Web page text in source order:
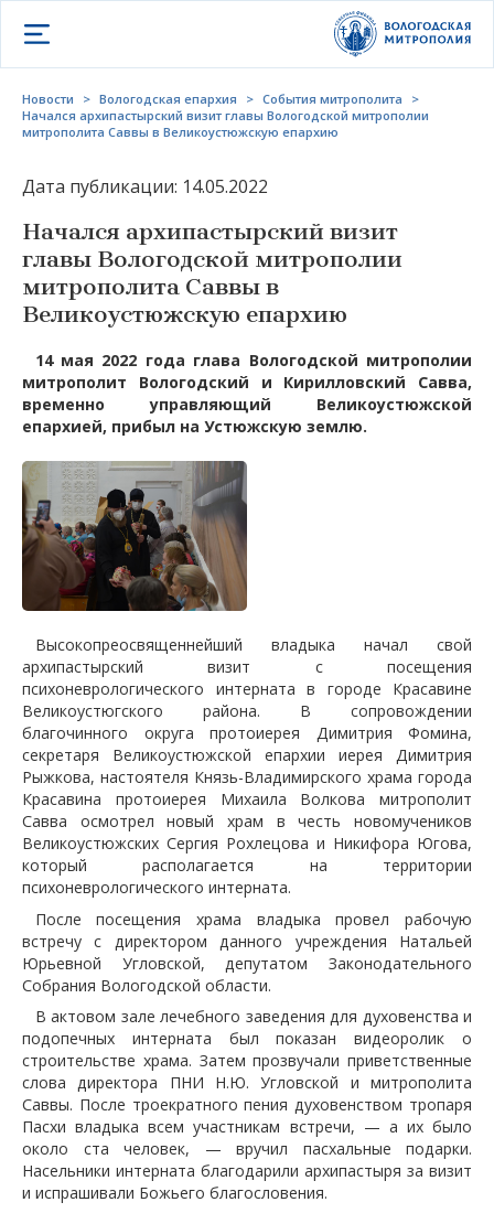
Открыть меню
Новости > Вологодская епархия > События митрополита
>
Начался архипастырский визит главы Вологодской митрополии
митрополита Саввы в Великоустюжскую епархию
Дата публикации: 14.05.2022
Начался архипастырский визит
главы Вологодской митрополии
митрополита Саввы в
Великоустюжскую епархию
14 мая 2022 года глава Вологодской митрополии
митрополит Вологодский и Кирилловский Савва,
временно управляющий Великоустюжской
епархией, прибыл на Устюжскую землю.
Высокопреосвященнейший владыка начал свой
архипастырский визит с посещения
психоневрологического интерната в городе Красавине
Великоустюгского района. В сопровождении
благочинного округа протоиерея Димитрия Фомина,
секретаря Великоустюжской епархии иерея Димитрия
Рыжкова, настоятеля Князь-Владимирского храма города
Красавина протоиерея Михаила Волкова митрополит
Савва осмотрел новый храм в честь новомучеников
Великоустюжских Сергия Рохлецова и Никифора Югова,
который располагается на территории
психоневрологического интерната.
После посещения храма владыка провел рабочую
встречу с директором данного учреждения Натальей
Юрьевной Угловской, депутатом Законодательного
Собрания Вологодской области.
В актовом зале лечебного заведения для духовенства и
подопечных интерната был показан видеоролик о
строительстве храма. Затем прозвучали приветственные
слова директора ПНИ Н.Ю. Угловской и митрополита
Саввы. После троекратного пения духовенством тропаря
Пасхи владыка всем участникам встречи, — а их было
около ста человек, — вручил пасхальные подарки.
Насельники интерната благодарили архипастыря за визит
и испрашивали Божьего благословения.